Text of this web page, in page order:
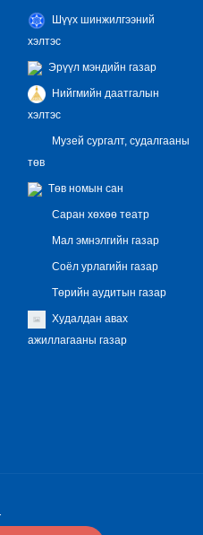
Шүүх шинжилгээний
хэлтэс
Эрүүл мэндийн газар
Нийгмийн даатгалын
хэлтэс
Музей сургалт, судалгааны
төв
Төв номын сан
Саран хөхөө театр
Мал эмнэлгийн газар
Соёл урлагийн газар
Төрийн аудитын газар
Худалдан авах
ажиллагааны газар